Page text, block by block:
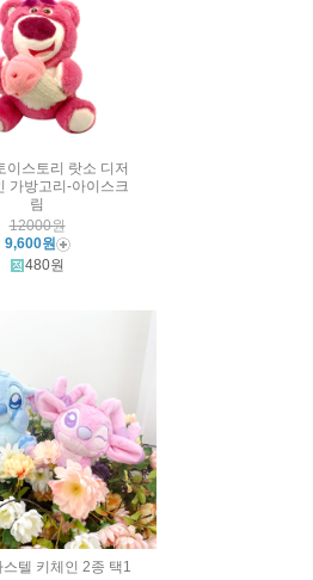
이스토리 랏소 디저
가방고리-아이스크
림
12000원
9,600원
480원
스텔 키체인 2종 택1